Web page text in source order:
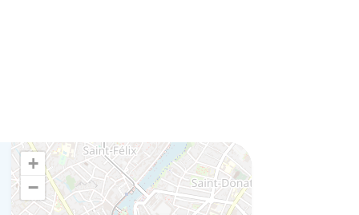
+
−